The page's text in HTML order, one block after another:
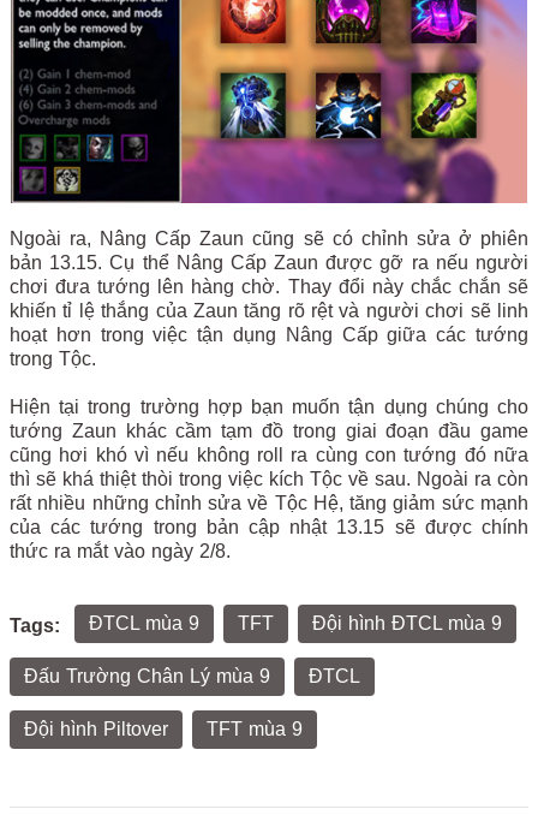
Ngoài ra, Nâng Cấp Zaun cũng sẽ có chỉnh sửa ở phiên
bản 13.15. Cụ thể Nâng Cấp Zaun được gỡ ra nếu người
chơi đưa tướng lên hàng chờ. Thay đổi này chắc chắn sẽ
khiến tỉ lệ thắng của Zaun tăng rõ rệt và người chơi sẽ linh
hoạt hơn trong việc tận dụng Nâng Cấp giữa các tướng
trong Tộc.
Hiện tại trong trường hợp bạn muốn tận dụng chúng cho
tướng Zaun khác cầm tạm đồ trong giai đoạn đầu game
cũng hơi khó vì nếu không roll ra cùng con tướng đó nữa
thì sẽ khá thiệt thòi trong việc kích Tộc về sau. Ngoài ra còn
rất nhiều những chỉnh sửa về Tộc Hệ, tăng giảm sức mạnh
của các tướng trong bản cập nhật 13.15 sẽ được chính
thức ra mắt vào ngày 2/8.
Tags: ĐTCL mùa 9 TFT Đội hình ĐTCL mùa 9
Đấu Trường Chân Lý mùa 9 ĐTCL
Đội hình Piltover TFT mùa 9